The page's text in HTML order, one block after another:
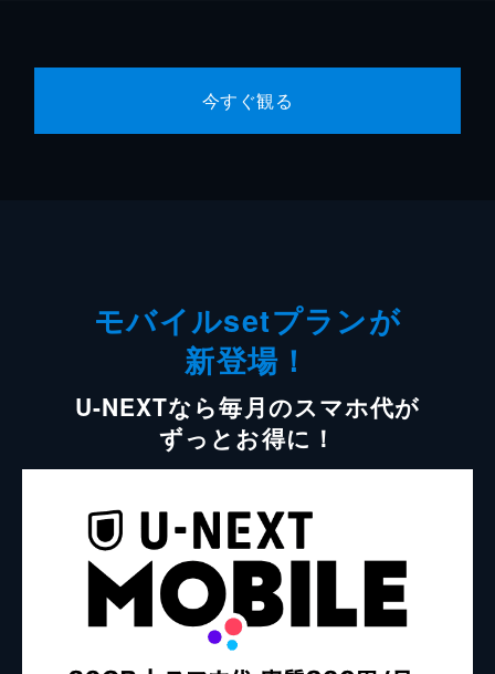
今すぐ観る
モバイルsetプランが
新登場！
U-NEXTなら毎月のスマホ代が
ずっとお得に！